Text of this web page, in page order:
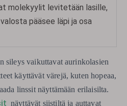
molekyylit levitetään lasille,
pääsee läpi ja osa
sileys vaikuttavat aurinkolasien
käyttävät värejä, kuten hopeaa,
linssit näyttämään erilaisilta.
näyttävät siistiltä ja auttavat